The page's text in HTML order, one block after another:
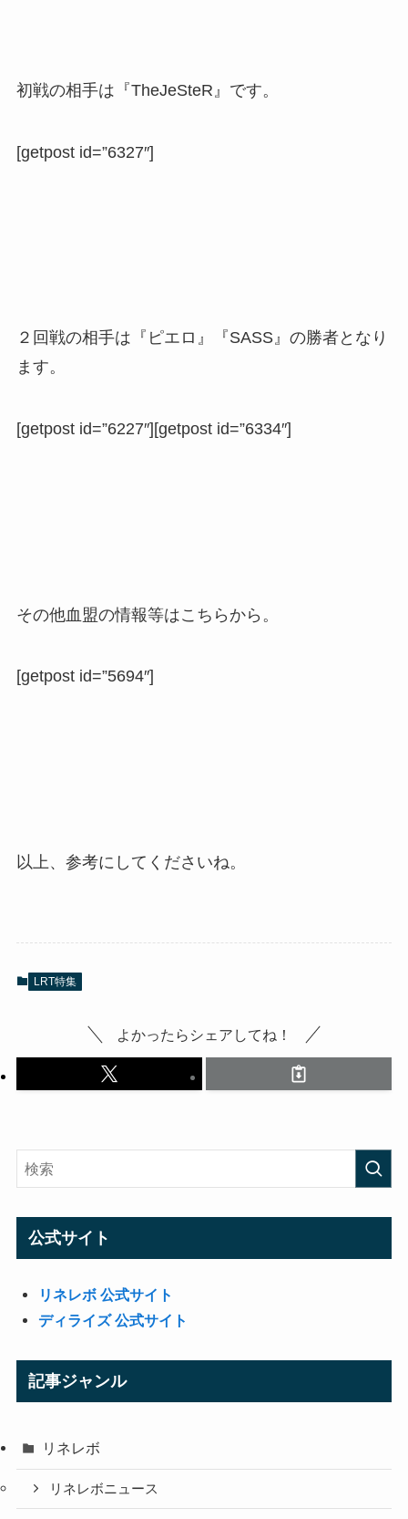
初戦の相手は『TheJeSteR』です。
[getpost id=”6327″]
２回戦の相手は『ピエロ』『SASS』の勝者となり
ます。
[getpost id=”6227″][getpost id=”6334″]
その他血盟の情報等はこちらから。
[getpost id=”5694″]
以上、参考にしてくださいね。
LRT特集
よかったらシェアしてね！
公式サイト
リネレボ 公式サイト
ディライズ 公式サイト
記事ジャンル
リネレボ
リネレボニュース